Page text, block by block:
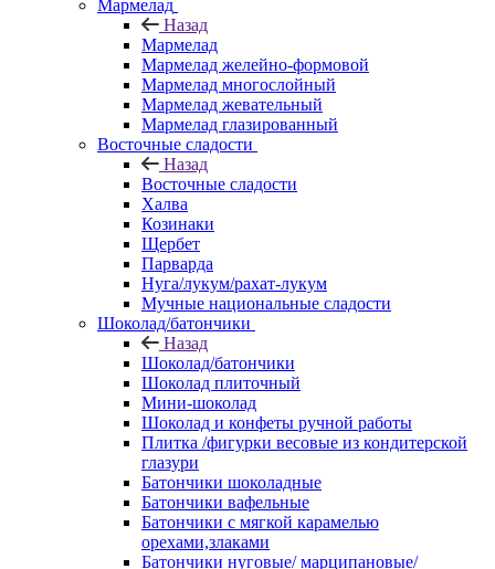
Мармелад
Назад
Мармелад
Мармелад желейно-формовой
Мармелад многослойный
Мармелад жевательный
Мармелад глазированный
Восточные сладости
Назад
Восточные сладости
Халва
Козинаки
Щербет
Парварда
Нуга/лукум/рахат-лукум
Мучные национальные сладости
Шоколад/батончики
Назад
Шоколад/батончики
Шоколад плиточный
Мини-шоколад
Шоколад и конфеты ручной работы
Плитка /фигурки весовые из кондитерской
глазури
Батончики шоколадные
Батончики вафельные
Батончики с мягкой карамелью
орехами,злаками
Батончики нуговые/ марципановые/